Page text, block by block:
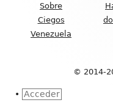
Footer
Sobre
Ciegos
Venezuela
© 2014-
• Acceder